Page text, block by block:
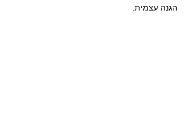
הגנה עצמית.